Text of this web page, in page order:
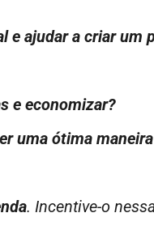
e ajudar a criar um
e economizar?
uma ótima
. Incentive-o